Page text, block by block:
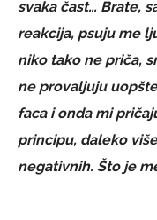
svaka čast… Brate,
reakcija, psuju me
niko tako ne priča,
ne provaljuju
faca i onda mi
principu, daleko
negativnih. Što je